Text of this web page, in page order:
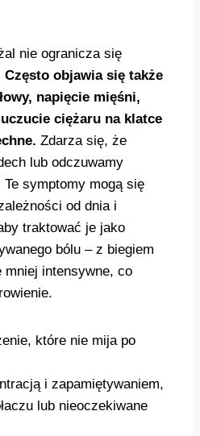
nie ogranicza się
Często objawia się także
napięcie mięśni,
ciężaru na klatce
Zdarza się, że
lub odczuwamy
symptomy mogą się
od dnia i
traktować je jako
bólu – z biegiem
intensywne, co
które nie mija po
i zapamiętywaniem,
lub nieoczekiwane